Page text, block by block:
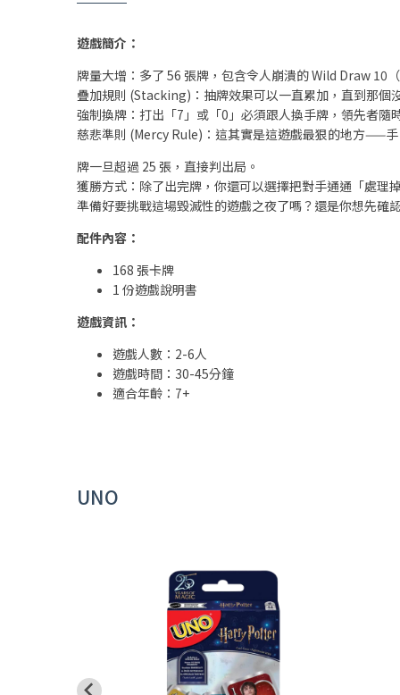
遊戲簡介：
牌量大增：多了 56 張牌，包含令人崩潰的 Wild Draw 10
疊加規則 (Stacking)：抽牌效果可以一直累加，直到那個
強制換牌：打出「7」或「0」必須跟人換手牌，領先者隨
慈悲準則 (Mercy Rule)：這其實是這遊戲最狠的地方——手
牌一旦超過 25 張，直接判出局。
獲勝方式：除了出完牌，你還可以選擇把對手通通「處理
準備好要挑戰這場毀滅性的遊戲之夜了嗎？還是你想先確
配件內容：
168 張卡牌
1 份遊戲說明書
遊戲資訊：
遊戲人數：2-6人
遊戲時間：30-45分鐘
適合年齡：7+
UNO